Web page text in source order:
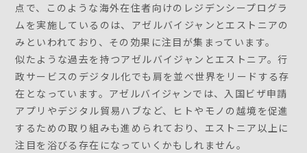
点で、このような海外在住者向けのレジデンシープログラ
ムを実施しているのは、アゼルバイジャンとエストニアの
みといわれており、その効果に注目が集まっています。
似たような過去を持つアゼルバイジャンとエストニア。行
政サービスのデジタル化でも肩を並べ世界をリードする存
在となっています。アゼルバイジャンでは、入国ビザ申請
アプリやデジタル貿易ハブなど、ヒトやモノの越境を促進
するための取り組みも進められており、エストニア以上に
注目を浴びる存在になっていくかもしれません。